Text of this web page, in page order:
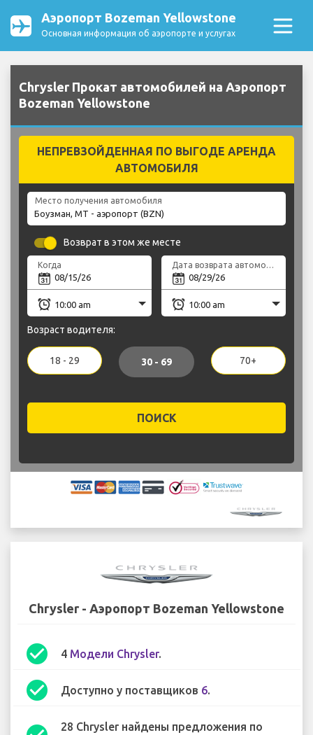
Аэропорт Bozeman Yellowstone
Основная информация об аэропорте и услугах
Chrysler Прокат автомобилей на Аэропорт
Bozeman Yellowstone
НЕПРЕВЗОЙДЕННАЯ ПО ВЫГОДЕ АРЕНДА
АВТОМОБИЛЯ
Место получения автомобиля
Возврат в этом же месте
Когда Дата возврата автомобиля
Возраст водителя:
18 - 29 30 - 69 70+
ПОИСК
Chrysler - Аэропорт Bozeman Yellowstone
check_circle 4 Модели Chrysler.
check_circle Доступно у поставщиков 6.
28 Chrysler найдены предложения по